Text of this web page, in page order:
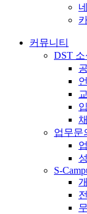
커뮤니티
DST 소
업무문
S-